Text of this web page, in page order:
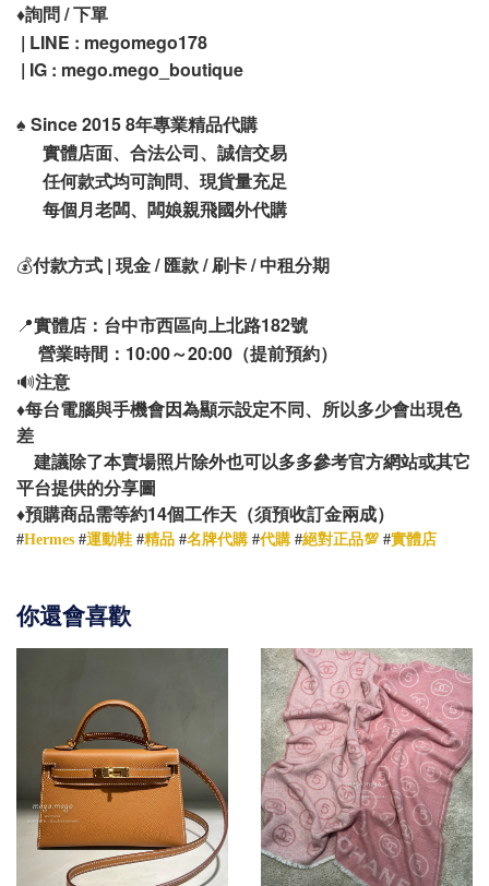
♦️詢問 / 下單
| LINE : megomego178
| IG : mego.mego_boutique
♠️ Since 2015 8年專業精品代購
實體店面、合法公司、誠信交易
任何款式均可詢問、現貨量充足
每個月老闆、闆娘親飛國外代購
💰付款方式 | 現金 / 匯款 / 刷卡 / 中租分期
📍實體店：台中市西區向上北路182號
營業時間：10:00～20:00（提前預約）
🔊注意
♦️每台電腦與手機會因為顯示設定不同、所以多少會出現色
差
建議除了本賣場照片除外也可以多多參考官方網站或其它
平台提供的分享圖
♦️預購商品需等約14個工作天（須預收訂金兩成）
#Hermes #運動鞋 #精品 #名牌代購 #代購 #絕對正品💯 #實體店
你還會喜歡